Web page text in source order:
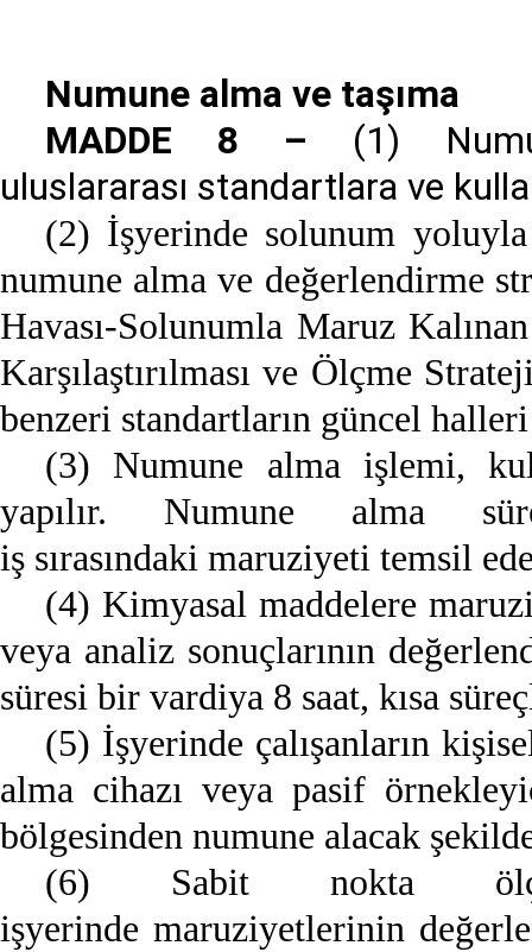
Numune alma ve taşıma
MADDE 8 – (1)
uluslararası standartlara ve
(2) İşyerinde solunum
numune alma ve değerlendirme
Havası-Solunumla Maruz
Karşılaştırılması ve Ölçme
benzeri standartların güncel
(3) Numune alma işlemi,
yapılır. Numune alma
iş sırasındaki maruziyeti temsil
(4) Kimyasal maddelere
veya analiz sonuçlarının
süresi bir vardiya 8 saat, kısa
(5) İşyerinde çalışanların
alma cihazı veya pasif
bölgesinden numune alacak
(6) Sabit nokta
işyerinde maruziyetlerinin